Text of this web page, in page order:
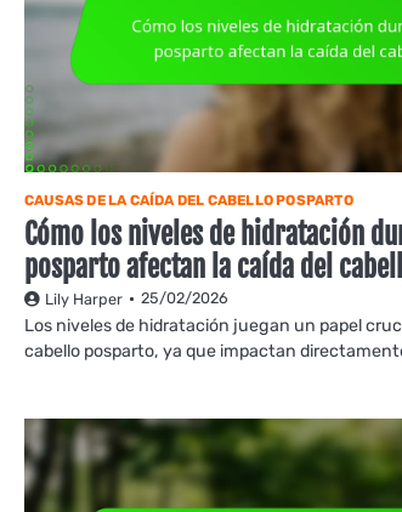
CAUSAS DE LA CAÍDA DEL CABELLO POSPARTO
Cómo los niveles de hidratación
posparto afectan la caída del
Lily Harper 25/02/2026
Los niveles de hidratación juegan un papel
cabello posparto, ya que impactan